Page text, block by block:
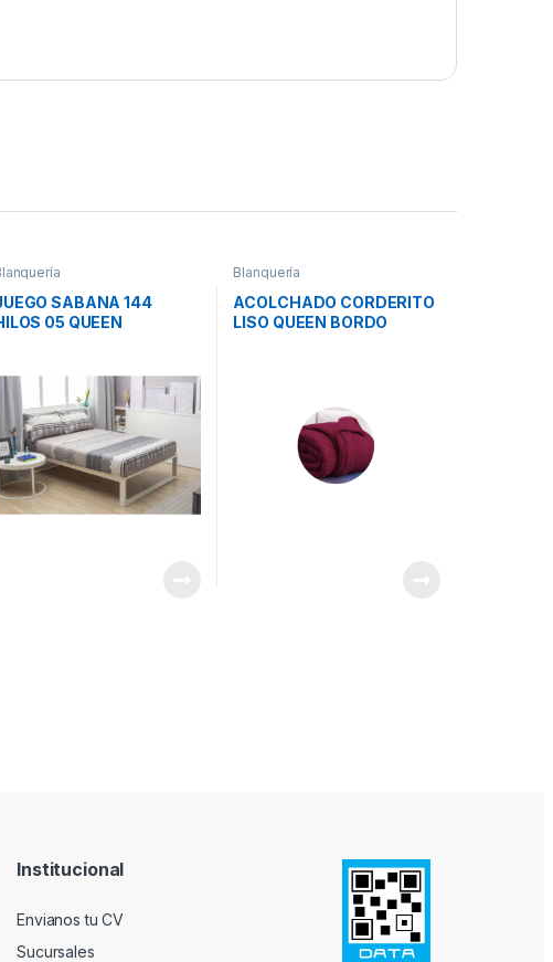
SABANA 144
05 QUEEN
Blanquería
ACOLCHADO CORDERITO
LISO QUEEN BORDO
Institucional
Envianos tu CV
Sucursales